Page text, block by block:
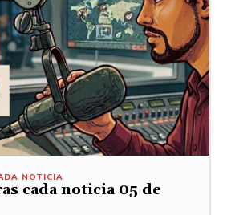
NOTICIA
cada noticia 05 de